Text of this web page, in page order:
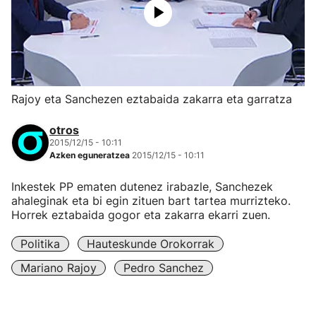
Rajoy eta Sanchezen eztabaida zakarra eta garratza
otros
2015/12/15 - 10:11
Azken eguneratzea 2015/12/15 - 10:11
Inkestek PP ematen dutenez irabazle, Sanchezek
ahaleginak eta bi egin zituen bart tartea murrizteko.
Horrek eztabaida gogor eta zakarra ekarri zuen.
Politika
Hauteskunde Orokorrak
Mariano Rajoy
Pedro Sanchez